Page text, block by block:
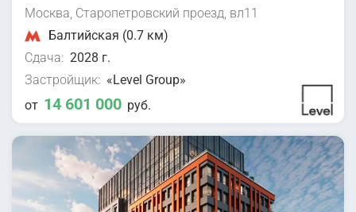
Москва, Старопетровский проезд, вл11
Балтийская (0.7 км)
Сдача: 2028 г.
Застройщик: «Level Group»
от 14 601 000 руб.